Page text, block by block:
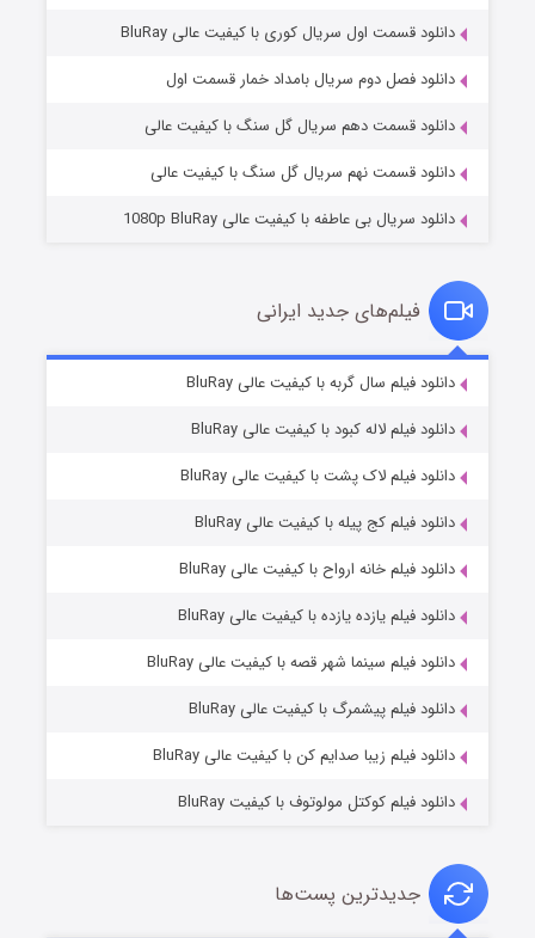
مردگان متحرک: شهر مرده ۳
قسمت۲ (زیرنویس) منتشر شد
قسمت۷ (زیرنویس) منتشر شد
دانلود قسمت اول سریال کوری با کیفیت عالی BluRay
دانلود فصل دوم سریال بامداد خمار قسمت اول
دانلود قسمت دهم سریال گل سنگ با کیفیت عالی
دانلود قسمت نهم سریال گل سنگ با کیفیت عالی
دانلود سریال بی عاطفه با کیفیت عالی 1080p BluRay
فیلم‌های جدید ایرانی
دانلود فیلم سال گربه با کیفیت عالی BluRay
دانلود فیلم لاله کبود با کیفیت عالی BluRay
دانلود فیلم لاک پشت با کیفیت عالی BluRay
دانلود فیلم کج‌ پیله با کیفیت عالی BluRay
دانلود فیلم خانه ارواح با کیفیت عالی BluRay
دانلود فیلم یازده یازده با کیفیت عالی BluRay
دانلود فیلم سینما شهر قصه با کیفیت عالی BluRay
دانلود فیلم پیشمرگ با کیفیت عالی BluRay
دانلود فیلم زیبا صدایم کن با کیفیت عالی BluRay
دانلود فیلم کوکتل مولوتوف با کیفیت BluRay
جدیدترین پست‌ها